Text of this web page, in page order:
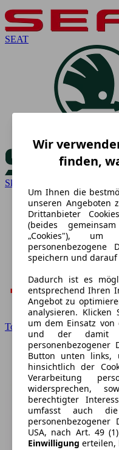
SEAT
Skoda
Toyota
Wir
finden,
Um Ihnen die
unseren Angeboten
Drittanbieter
(beides
„Cookies"), um
speichern und
Dadurch ist es
entsprechend Ihren
Angebot zu
analysieren.
um dem Einsatz von
und der damit
personenbezogener
Button unten links,
hinsichtlich der
Verarbeitung
widersprechen,
berechtigter
umfasst auch
USA, nach Art. 49
Einwilligung erteilen,